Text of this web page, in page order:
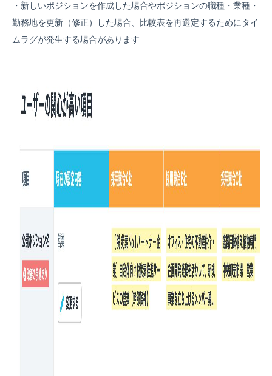
・新しいポジションを作成した場合やポジションの職種・業種・
勤務地を更新（修正）した場合、比較表を再選定するためにタイ
ムラグが発生する場合があります